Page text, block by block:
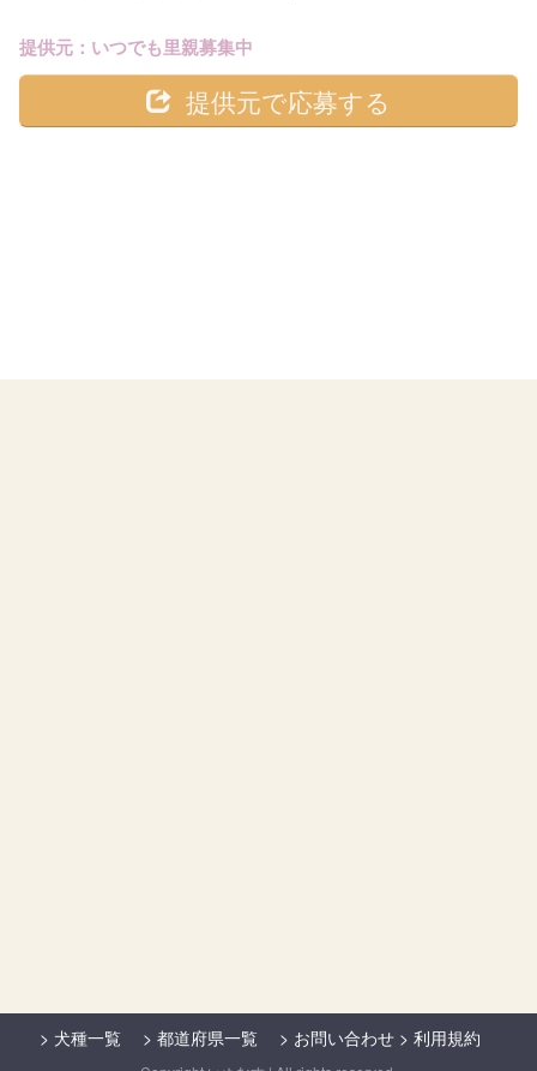
提供元：いつでも里親募集中
提供元で応募する
> 犬種一覧 > 都道府県一覧 > お問い合わせ > 利用規約